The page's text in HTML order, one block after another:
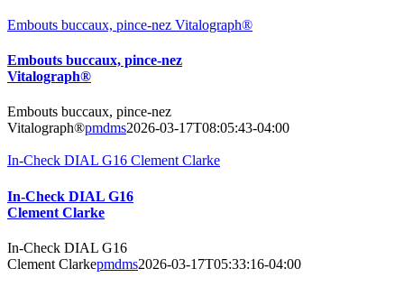
Embouts buccaux, pince-nez Vitalograph®
Embouts buccaux, pince-nez
Vitalograph®
Embouts buccaux, pince-nez
Vitalograph®pmdms2026-03-17T08:05:43-04:00
In-Check DIAL G16 Clement Clarke
In-Check DIAL G16
Clement Clarke
In-Check DIAL G16
Clement Clarkepmdms2026-03-17T05:33:16-04:00